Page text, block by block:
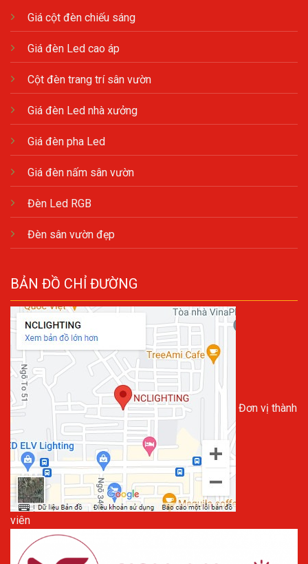
Giá cột đèn chiếu sáng
Giá đèn Led cao áp
Cột đèn trang trí sân vườn
Giá đèn Led nhà xưởng
Giá đèn pha Led
Giá đèn nấm sân vườn
Đèn Led RGB
Đèn sân vườn đẹp
BẢN ĐỒ CHỈ ĐƯỜNG
Đơn vị thành
viên